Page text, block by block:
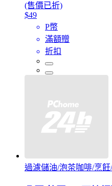
(售價已折)
$49
P幣
滿額贈
折扣
過濾儲油/泡茶咖啡/烹飪